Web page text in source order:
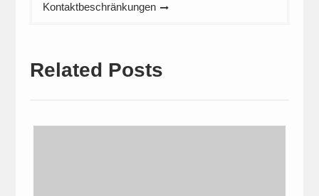
Kontaktbeschränkungen
Related Posts